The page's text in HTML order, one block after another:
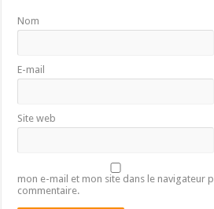
Nom
E-mail
Site web
mon e-mail et mon site dans le navigateur
commentaire.